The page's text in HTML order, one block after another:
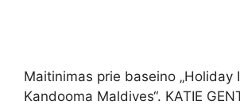
Maitinimas prie baseino „Holiday
Kandooma Maldives“. KATIE